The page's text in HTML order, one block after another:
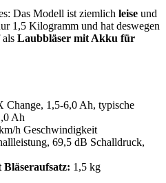
Das Modell ist ziemlich leise und
1,5 Kilogramm und hat deswegen
als Laubbläser mit Akku für
Change, 1,5-6,0 Ah, typische
Ah
h Geschwindigkeit
69,5 dB Schalldruck,
1,5 kg